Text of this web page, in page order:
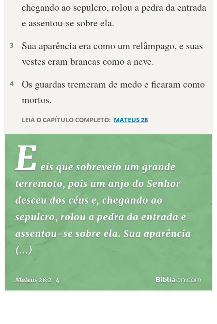
SALMO DO DIA
DEVOCIONAL DIÁRIO
10 MANDAMENTOS
ESTUDOS BÍBLICOS
ESBOÇOS DE PREGAÇÃO
PERGUNTE À BÍBLIA IA
TERMO BÍBLICO
QUEM SOMOS
LOJA BÍBLIAON
chegando ao sepulcro, rolou a pedra da entrada
e assentou-se sobre ela.
3
Sua aparência era como um relâmpago, e suas
vestes eram brancas como a neve.
4
Os guardas tremeram de medo e ficaram como
mortos.
LEIA O CAPÍTULO COMPLETO: MATEUS 28